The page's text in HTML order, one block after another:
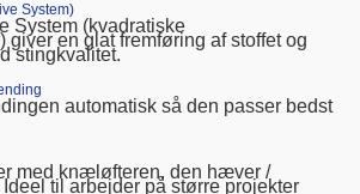
System)
System (kvadratiske
en glat fremføring af stoffet og
stingkvalitet.
automatisk så den passer bedst
med knæløfteren, den hæver /
til arbejder på større projekter